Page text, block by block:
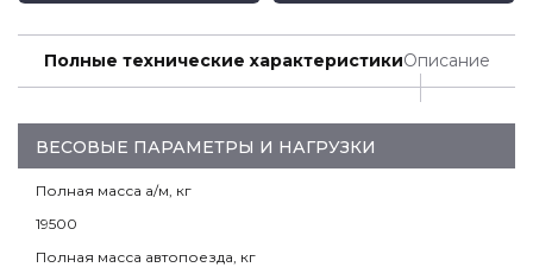
Полные технические характеристикиОписание
ВЕСОВЫЕ ПАРАМЕТРЫ И НАГРУЗКИ
Полная масса а/м, кг
19500
Полная масса автопоезда, кг